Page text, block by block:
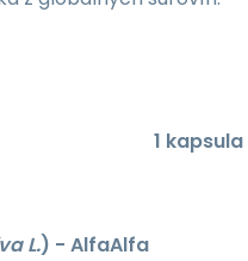
1 kapsula
L.) - AlfaAlfa